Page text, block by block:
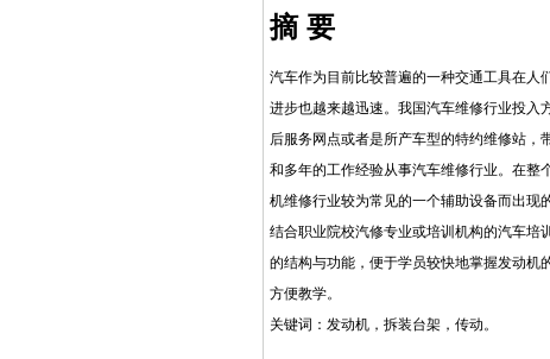
摘 要
汽车作为目前比较普遍的一种交通工具在人
进步也越来越迅速。我国汽车维修行业投入
后服务网点或者是所产车型的特约维修站
和多年的工作经验从事汽车维修行业。在整
机维修行业较为常见的一个辅助设备而出现的
结合职业院校汽修专业或培训机构的汽车培
的结构与功能，便于学员较快地掌握发动机
方便教学。
关键词：发动机，拆装台架，传动。